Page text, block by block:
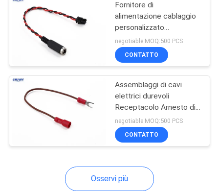
connesori da cavo a
scheda per PCB
Collegamento PCB
52
Fornitore di
alimentazione cablaggio
personalizzato
imbracatura torto
lunghezza 22AWG filo per
l'automobile
negotiable MOQ:500 PCS
CONTATTO
Assemblaggi di cavi
elettrici durevoli
Receptacolo Arnesto di
cablaggio rosso per
veicoli
negotiable MOQ:500 PCS
CONTATTO
Osservi più